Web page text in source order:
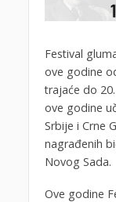
Festival
ove godine
trajaće do
ove godine
Srbije i Crne
nagrađenih
Novog Sada.
Ove godine